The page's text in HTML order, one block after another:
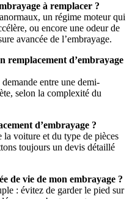
à remplacer ?
un régime moteur qui
ou encore une odeur de
avancée de l’embrayage.
remplacement d’embrayage
entre une demi-
selon la complexité du
d’embrayage ?
voiture et du type de pièces
toujours un devis détaillé
de vie de mon embrayage ?
: évitez de garder le pied sur